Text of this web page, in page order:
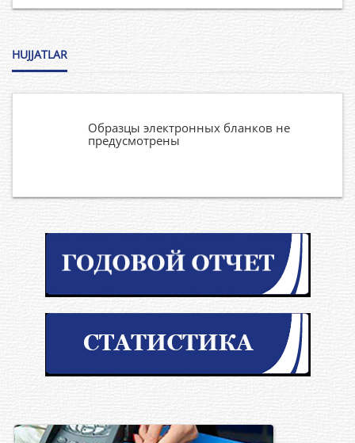
HUJJATLAR
Образцы электронных бланков не
предусмотрены